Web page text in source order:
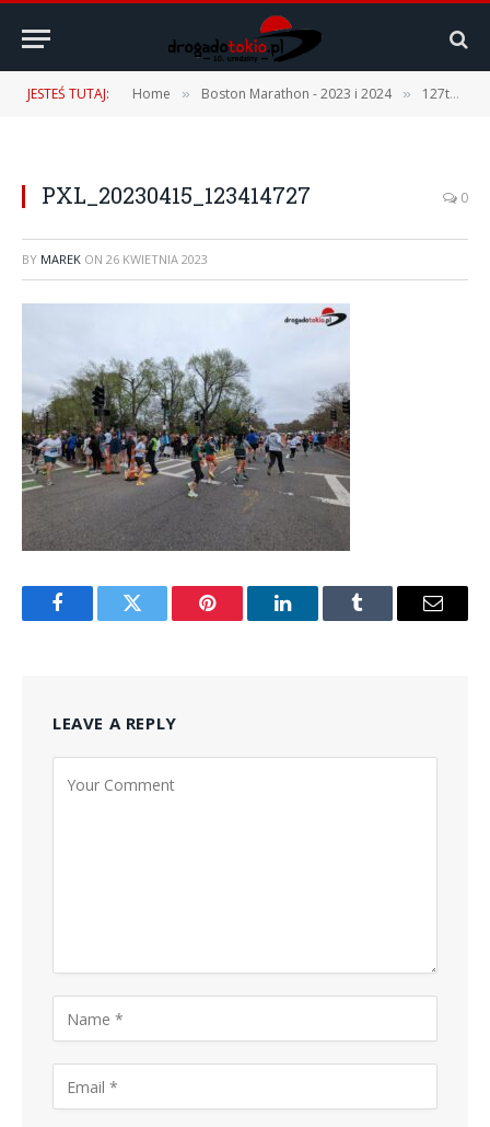
JESTEŚ TUTAJ: Home » Boston Marathon - 2023 i 2024 » 127th Boston Marathon – 17.04.2023 r. [1 część – Podróż, Expo, Fan Fest]
PXL_20230415_123414727 0
BY MAREK ON 26 KWIETNIA 2023
FacebookTwitter Pinterest LinkedInTumblr Email
LEAVE A REPLY